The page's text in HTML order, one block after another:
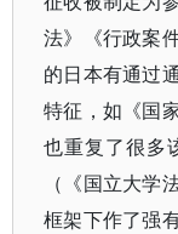
法》《行政案
的日本有通过
特征，如《国
也重复了很多
（《国立大学
框架下作了强